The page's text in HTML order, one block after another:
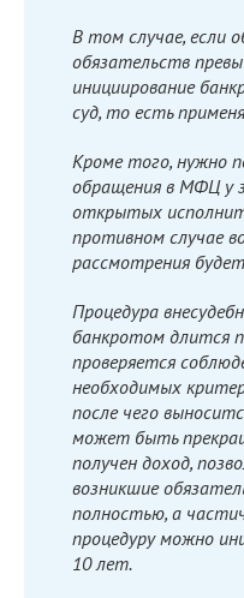
В том случае, если
обязательств
инициирование
суд, то есть
Кроме того, нужно
обращения в МФЦ у
открытых
противном случае
рассмотрения
Процедура
банкротом длится
проверяется
необходимых
после чего
может быть
получен доход,
возникшие
полностью, а
процедуру можно
10 лет.